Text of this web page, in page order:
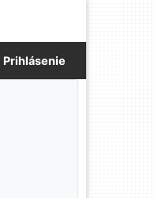
Prihlásenie